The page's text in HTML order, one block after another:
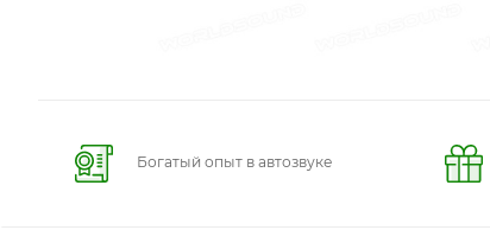
Богатый опыт в автозвуке